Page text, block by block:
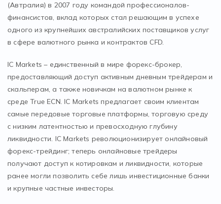
(Автралия) в 2007 году командой профессионалов-
финансистов, вклад которых стал решающим в успехе
одного из крупнейших австралийских поставщиков услуг
в сфере валютного рынка и контрактов CFD.
IC Markets – единственный в мире форекс-брокер,
предоставляющий доступ активным дневным трейдерам и
скальперам, а также новичкам на валютном рынке к
среде True ECN. IC Markets предлагает своим клиентам
самые передовые торговые платформы, торговую среду
с низким латентностью и превосходную глубину
ликвидности. IC Markets революционизирует онлайновый
форекс-трейдинг; теперь онлайновые трейдеры
получают доступ к котировкам и ликвидности, которые
ранее могли позволить себе лишь инвестиционные банки
и крупные частные инвесторы.